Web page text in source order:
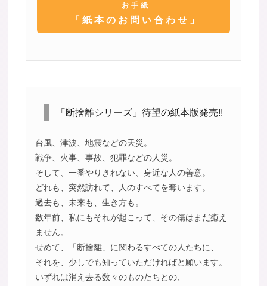
お手紙
「紙本のお問い合わせ」
「断捨離シリーズ」待望の紙本版発売!!
台風、津波、地震などの天災。
戦争、火事、事故、犯罪などの人災。
そして、一番やりきれない、身近な人の善意。
どれも、突然訪れて、人のすべてを奪います。
過去も、未来も、生き方も。
数年前、私にもそれが起こって、その傷はまだ癒え
ません。
せめて、「断捨離」に関わるすべての人たちに、
それを、少しでも知っていただければと願います。
いずれは消え去る数々のものたちとの、